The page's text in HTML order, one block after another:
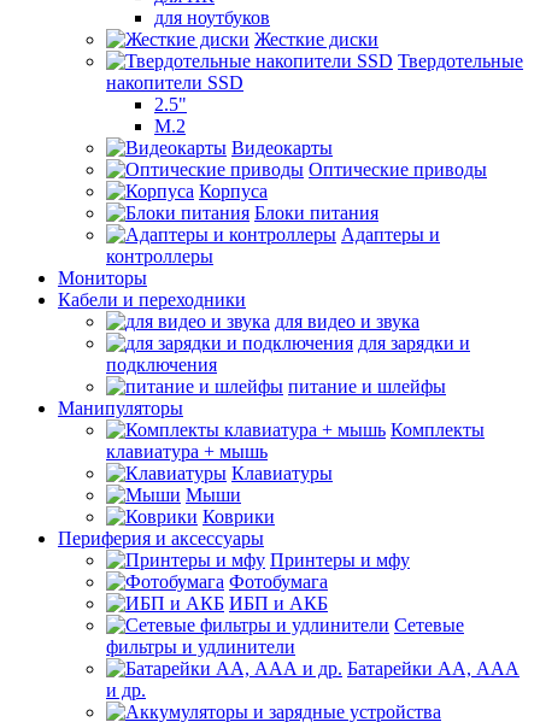
для ноутбуков
Жесткие диски
Твердотельные
накопители SSD
2.5"
M.2
Видеокарты
Оптические приводы
Корпуса
Блоки питания
Адаптеры и
контроллеры
Мониторы
Кабели и переходники
для видео и звука
для зарядки и
подключения
питание и шлейфы
Манипуляторы
Комплекты
клавиатура + мышь
Клавиатуры
Мыши
Коврики
Периферия и аксессуары
Принтеры и мфу
Фотобумага
ИБП и АКБ
Сетевые
фильтры и удлинители
Батарейки АА, ААА
и др.